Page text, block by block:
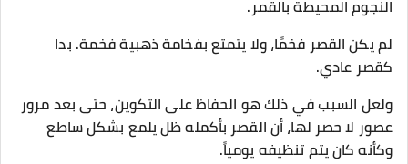
النجوم المحيطة بالقمر.
لم يكن القصر فخمًا، ولا يتمتع بفخامة ذهبية فخمة. بدا
كقصر عادي.
ولعل السبب في ذلك هو الحفاظ على التكوين، حتى بعد مرور
عصور لا حصر لها، أن القصر بأكمله ظل يلمع بشكل ساطع
وكأنه كان يتم تنظيفه يومياً.